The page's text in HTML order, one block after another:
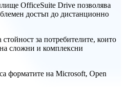
OfficeSuite Drive позволява
достъп до дистанционно
за потребителите, които
сложни и комплексни
форматите на Microsoft, Open